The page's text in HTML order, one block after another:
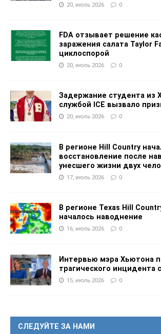
20, июль 2026 0
FDA отзывает решение
заражения салата Taylor
циклоспорой
20, июль 2026 0
Задержание студента из
службой ICE вызвало
20, июль 2026 0
В регионе Hill Country
восстановление после
унесшего жизни двух
17, июль 2026 0
В регионе Texas Hill
началось наводнение
16, июль 2026 0
Интервью мэра Хьютона
трагического инцидента
15, июль 2026 0
СЛЕДУЙТЕ ЗА НАМИ